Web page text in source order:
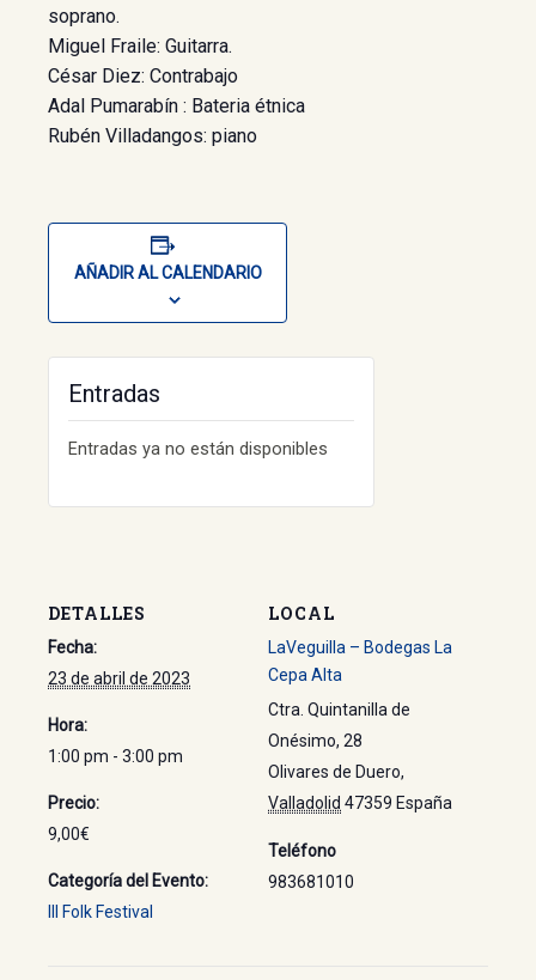
soprano.
Miguel Fraile: Guitarra.
César Diez: Contrabajo
Adal Pumarabín : Bateria étnica
Rubén Villadangos: piano
AÑADIR AL CALENDARIO
DETALLES
Fecha:
23 de abril de 2023
Hora:
1:00 pm - 3:00 pm
Precio:
9,00€
Categoría del Evento:
III Folk Festival
LOCAL
LaVeguilla – Bodegas La
Cepa Alta
Ctra. Quintanilla de
Onésimo, 28
Olivares de Duero,
Valladolid 47359 España
Teléfono
983681010
Entradas
Entradas ya no están disponibles